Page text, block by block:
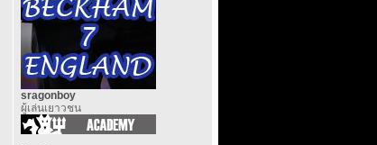
sragonboy
ผู้เล่นเยาวชน